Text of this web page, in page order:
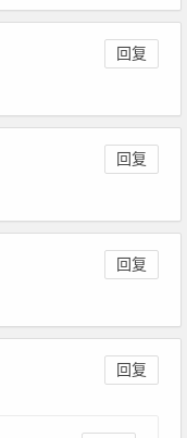
回复
回复
回复
回复